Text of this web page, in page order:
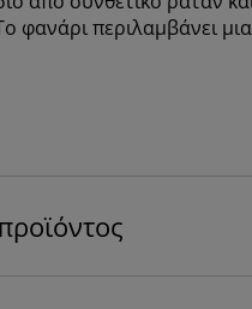
φανάρι περιλαμβάνει